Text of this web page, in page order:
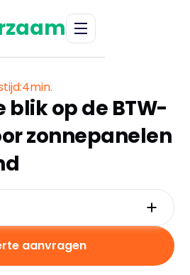
4min.
blik op de BTW-
zonnepanelen
Wat betekent de 0%
u?
aanvragen